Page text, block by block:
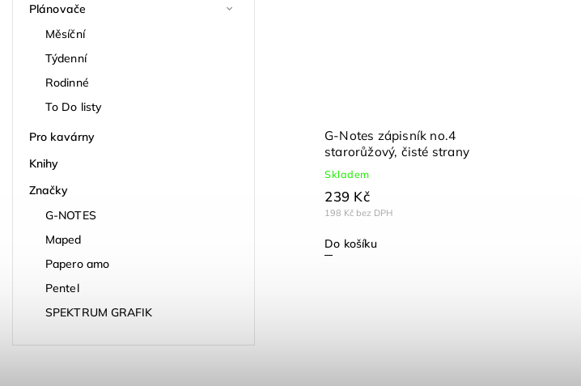
Plánovače
Měsíční
Týdenní
Rodinné
To Do listy
Pro kavárny
Knihy
Značky
G-NOTES
Maped
Papero amo
Pentel
SPEKTRUM GRAFIK
G-Notes Bullet Journal v barvě
330 Kč bez DPH
Do košíku
G-Notes zápisník no.4
starorůžový, čisté strany
Skladem
198 Kč bez DPH
239 Kč
Do košíku